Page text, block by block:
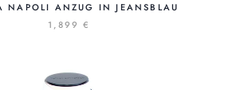
NAPOLI ANZUG IN JEANSBLAU
1,899 €